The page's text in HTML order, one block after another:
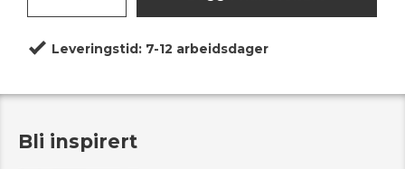
Leveringstid: 7-12 arbeidsdager
Bli inspirert